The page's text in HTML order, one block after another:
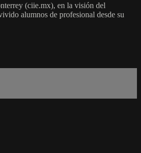
(ciie.mx), en la visión del
alumnos de profesional desde su